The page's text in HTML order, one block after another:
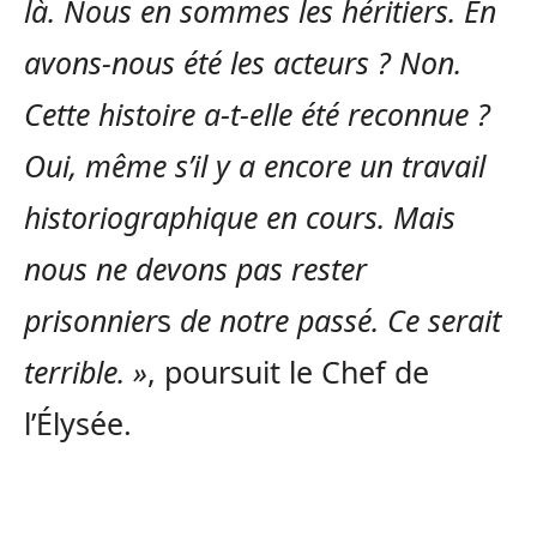
là. Nous en sommes les héritiers. En
avons-nous été les acteurs ? Non.
Cette histoire a-t-elle été reconnue ?
Oui, même s’il y a encore un travail
historiographique en cours. Mais
nous ne devons pas rester
prisonniers de notre passé. Ce serait
terrible. », poursuit le Chef de
l’Élysée.